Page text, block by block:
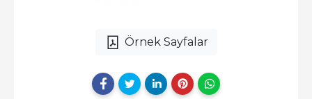
Örnek Sayfalar